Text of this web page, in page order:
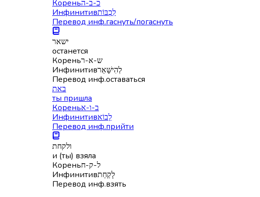
Кореньכ-ב-ה
Инфинитивלִכְבּוֹת
Перевод инф.гаснуть/погаснуть
ישאר
останется
Кореньש-א-ר
Инфинитивלְהִישָּׁאֵר
Перевод инф.оставаться
באת
ты пришла
Кореньב-ו-א
Инфинитивלָבוֹא
Перевод инф.прийти
ולקחת
и (ты) взяла
Кореньל-ק-ח
Инфинитивלָקַחַת
Перевод инф.взять